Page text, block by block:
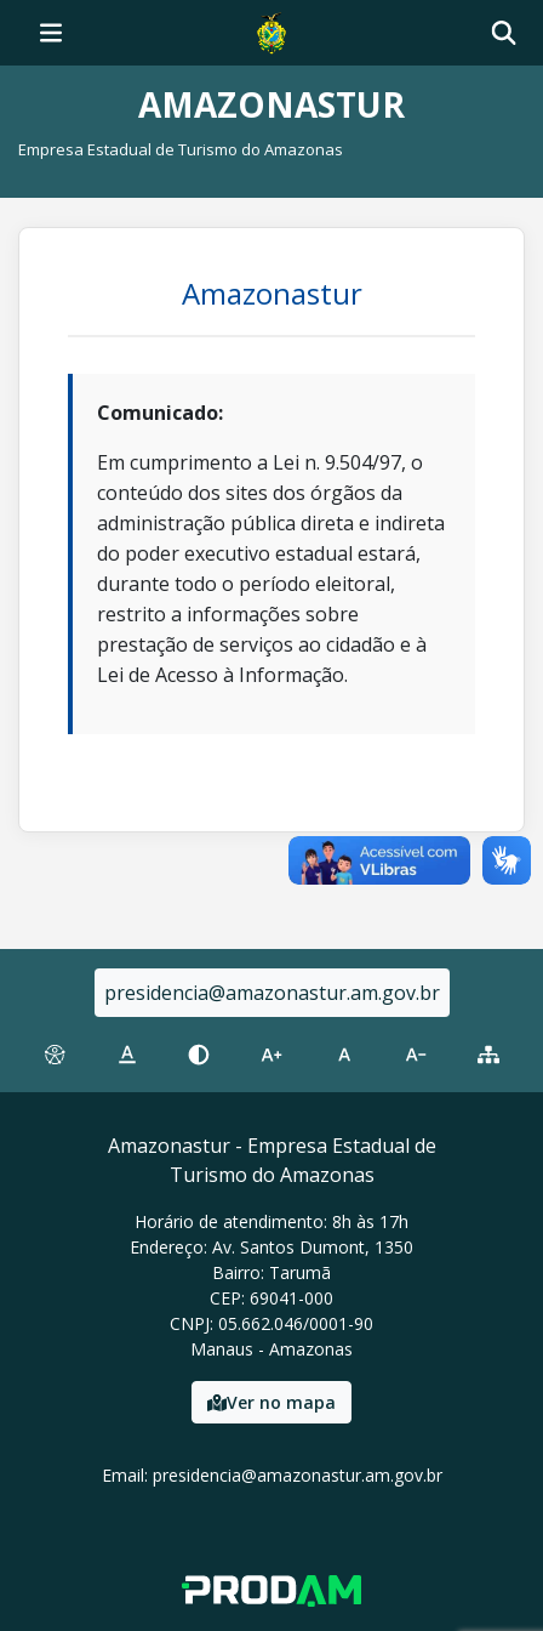
AMAZONASTUR
Empresa Estadual de Turismo do Amazonas
Amazonastur
Comunicado:
Em cumprimento a Lei n. 9.504/97, o
conteúdo dos sites dos órgãos da
administração pública direta e indireta
do poder executivo estadual estará,
durante todo o período eleitoral,
restrito a informações sobre
prestação de serviços ao cidadão e à
Lei de Acesso à Informação.
presidencia@amazonastur.am.gov.br
Amazonastur - Empresa Estadual de
Turismo do Amazonas
Horário de atendimento: 8h às 17h
Endereço: Av. Santos Dumont, 1350
Bairro: Tarumã
CEP: 69041-000
CNPJ: 05.662.046/0001-90
Manaus - Amazonas
Ver no mapa
Email: presidencia@amazonastur.am.gov.br